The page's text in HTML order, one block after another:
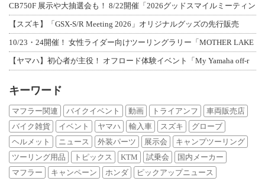
CB750F 展示や大抽選会も！ 8/22開催「2026グッドスマイルミーティン
【スズキ】「GSX-S/R Meeting 2026」オリジナルグッズの先行販売
10/23・24開催！ 女性ライダー向けツーリングラリー「MOTHER LAKE
【ヤマハ】初心者が主役！ オフロード体験イベント「My Yamaha off-r
キーワード
マフラー関連 バイクイベント 動画 トライアンフ
車両販売店
バイク雑貨
イベント ヤマハ 輸入車 スズキ
グローブ
ヘルメット
ニュース 外装パーツ 展示会
キャンプツーリング
ツーリング用品
トピックス KTM 試乗会
国内メーカー
マフラー
キャンペーン ホンダ ピックアップニュース